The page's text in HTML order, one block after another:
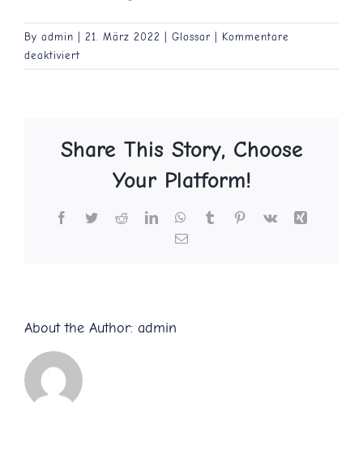
By admin 21. März 2022 Glossar
Kommentare
deaktiviert
Alkohol
Share This Story, Choose
Your Platform!
Facebook
TwitterReddit LinkedInWhatsApp
TumblrPinterest
Vk
Email
About the Author: admin